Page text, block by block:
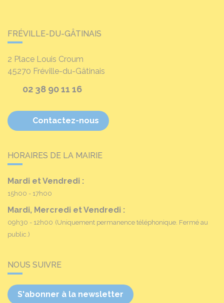
FRÉVILLE-DU-GÂTINAIS
2 Place Louis Croum
45270 Fréville-du-Gâtinais
02 38 90 11 16
Contactez-nous
HORAIRES DE LA MAIRIE
Mardi et Vendredi :
15h00 - 17h00
Mardi, Mercredi et Vendredi :
09h30 - 12h00 (Uniquement permanence téléphonique. Fermé au
public.)
NOUS SUIVRE
S'abonner à la newsletter